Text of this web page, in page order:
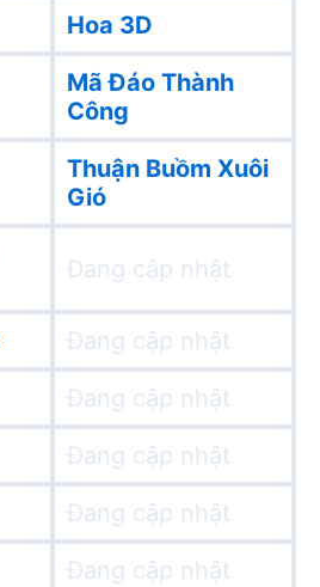
Hoa 3D
Mã Đáo Thành
Công
Thuận Buồm Xuôi
Gió
Đang cập nhật
Đang cập nhật
Đang cập nhật
Đang cập nhật
Đang cập nhật
Đang cập nhật